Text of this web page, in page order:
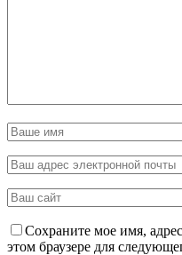
Сохраните мое имя,
этом браузере для